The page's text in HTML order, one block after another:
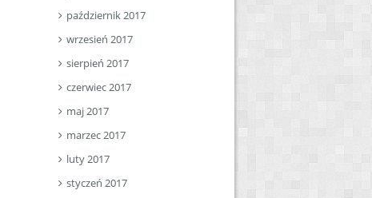
październik 2017
wrzesień 2017
sierpień 2017
czerwiec 2017
maj 2017
marzec 2017
luty 2017
styczeń 2017